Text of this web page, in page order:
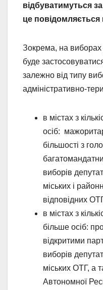
відбуватимуться
це повідомляється
Зокрема, на виборах
буде
залежно від типу
адміністративно-
в містах з
осіб:
більшості з
виборів
міських і
відповідних
в містах з
більше осіб:
відкритими
виборів
міських ОТГ, а
Автономної